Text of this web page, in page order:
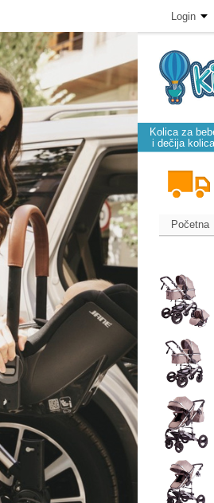
Login
Kolica za
i dečija kolica
Početna